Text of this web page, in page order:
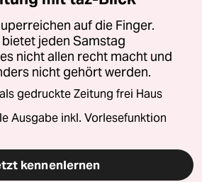
auf die Finger.
jeden Samstag
nicht allen recht macht und
nicht gehört werden.
gedruckte Zeitung frei Haus
Ausgabe inkl. Vorlesefunktion
kennenlernen